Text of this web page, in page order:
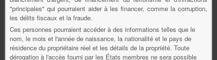
"principales" qui pourraient aider à les financer, comme la corruption,
les délits fiscaux et la fraude.
Ces personnes pourraient accéder à des informations telles que le
nom, le mois et l'année de naissance, la nationalité et le pays de
résidence du propriétaire réel et les détails de la propriété. Toute
dérogation à l'accès fourni par les États membres ne sera possible